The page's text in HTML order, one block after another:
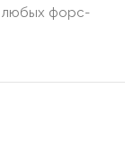
любых форс-